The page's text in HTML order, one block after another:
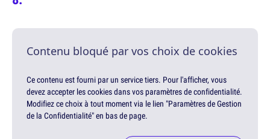
Contenu bloqué par vos choix de cookies
Ce contenu est fourni par un service tiers. Pour l'afficher, vous
devez accepter les cookies dans vos paramètres de confidentialité.
Modifiez ce choix à tout moment via le lien "Paramètres de Gestion
de la Confidentialité" en bas de page.